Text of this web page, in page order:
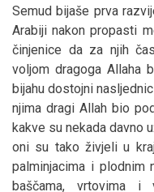
Semud bijaše prva
Arabiji nakon propasti
činjenice da za njih
voljom dragoga Allaha
bijahu dostojni
njima dragi Allah bio
kakve su nekada davno
oni su tako živjeli u
palminjacima i plodnim
baščama, vrtovima i